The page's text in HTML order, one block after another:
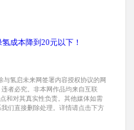
成本降到20元以下！
氢启未来网签署内容授权协议的网
者必究。非本网作品均来自互联
和对其真实性负责。其他媒体如需
们直接删除处理。详情请点击下方